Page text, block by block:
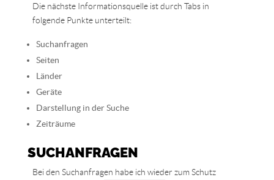
Die nächste Informationsquelle ist durch Tabs in
folgende Punkte unterteilt:
Suchanfragen
Seiten
Länder
Geräte
Darstellung in der Suche
Zeiträume
SUCHANFRAGEN
Bei den Suchanfragen habe ich wieder zum Schutz